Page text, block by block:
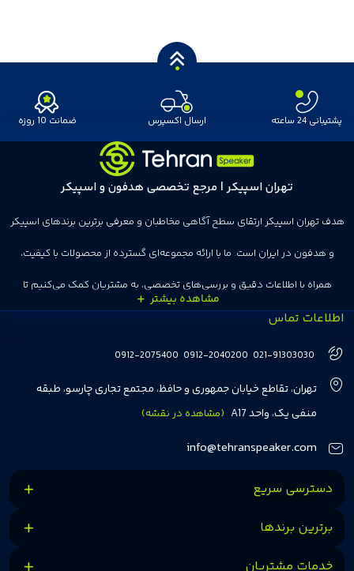
پشتیبانی 24 ساعته ارسال اکسپرس ضمانت 10 روزه
تهران اسپیکر | مرجع تخصصی هدفون و اسپیکر
هدف تهران اسپیکر ارتقای سطح آگاهی مخاطبان و معرفی برترین برندهای اسپیکر
و هدفون در ایران است. ما با ارائه مجموعه‌ای گسترده از محصولات با کیفیت،
همراه با اطلاعات دقیق و بررسی‌های تخصصی، به مشتریان کمک می‌کنیم تا
انتخاب‌های درست و هوشمندانه‌ای داشته باشند. تهران اسپیکر با تجربه‌ای بیش از
هفت سال در این زمینه، بر ایجاد تجربه خریدی آسان، سریع و مطمئن تمرکز دارد تا
مشتریان بتوانند با خیالی آسوده از انتخاب خود لذت ببرند. ما به رضایت و اعتماد
مشتریان اهمیت می‌دهیم و همواره در تلاشیم تا بهترین‌ها را برای آن‌ها فراهم
کنیم.
اطلاعات تماس
021-91303030
0912-2040200
0912-2075400
تهران، تقاطع خیابان جمهوری و حافظ، مجتمع تجاری چارسو، طبقه
منفی یک، واحد A17
(مشاهده در نقشه)
info@tehranspeaker.com
دسترسی سریع
برترین برندها
خدمات مشتریان